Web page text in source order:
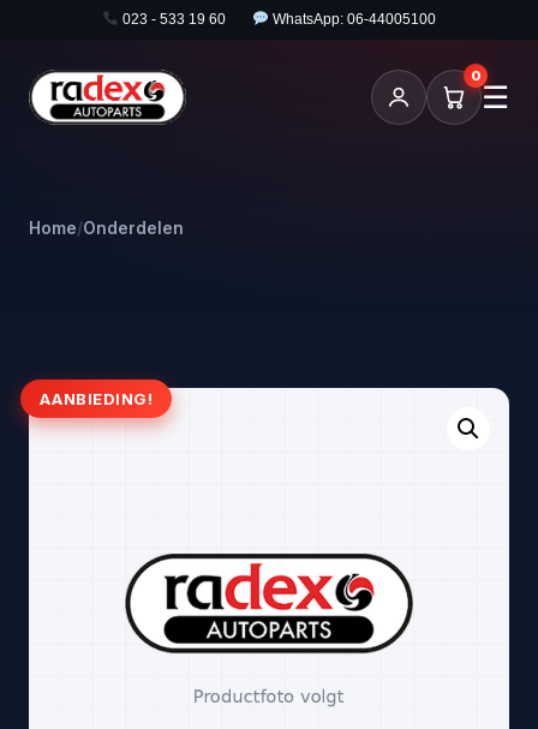
023 - 533 19 60 WhatsApp: 06-44005100
0
☰
Home/Onderdelen
AANBIEDING!